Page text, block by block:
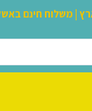
משלוח חינם באשקלון